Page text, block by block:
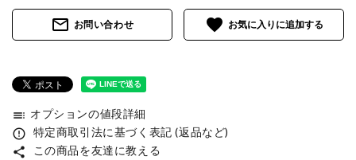
mail_outline お問い合わせ favorite
toc オプションの値段詳細
error_outline 特定商取引法に基づく表記 (返品など)
share この商品を友達に教える